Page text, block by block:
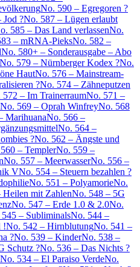
No. 590 – Egregoren ?
Jod ?No. 587 – Lügen erlaubt
585 – Das Land verlassenNo.
– mRNA-PieksNo. 582 –
No. 580+ – Sonderausgabe – Abo
No. 579 – Nürnberger Kodex ?No.
HautNo. 576 – Mainstream-
?No. 574 – Zähneputzen
572 – Im TrainerraumNo. 571 –
No. 569 – Oprah WinfreyNo. 568
MarihuanaNo. 566 –
No. 564 –
?No. 562 – Ängste und
– TemplerNo. 559 –
No. 557 – MeerwasserNo. 556 –
VNo. 554 – Steuern bezahlen ?
No. 551 – PolyamorieNo.
Heilen mit ZahlenNo. 548 – 5G
No. 547 – Erde 1.0 & 2.0No.
– SubliminalsNo. 544 –
!No. 542 – HirnblutungNo. 541 –
?No. 539 – KinderNo. 538 –
Schutz ?No. 536 – Das Nichts ?
No. 534 – El Paraiso VerdeNo.